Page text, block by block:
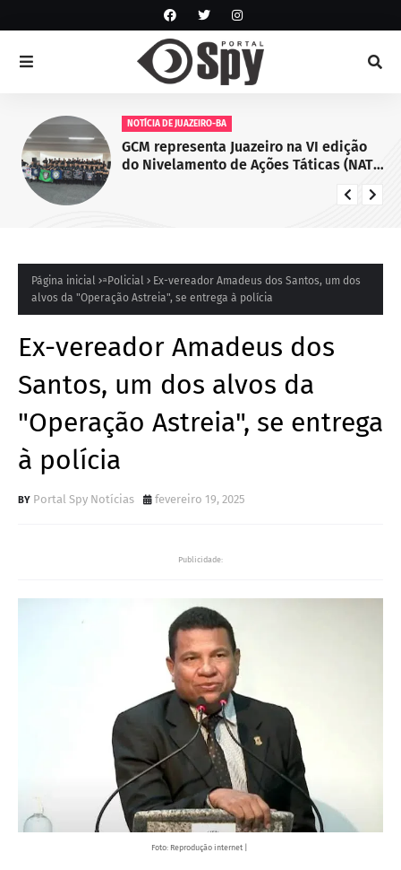
NOTÍCIA DE JUAZEIRO-BA
GCM representa Juazeiro na VI edição
do Nivelamento de Ações Táticas (NAT-
Página inicial ͣ Policial
Ex-vereador Amadeus dos Santos, um dos
alvos da "Operação Astreia", se entrega à polícia
Ex-vereador Amadeus dos
Santos, um dos alvos da
"Operação Astreia", se entrega
à polícia
Portal Spy Notícias fevereiro 19, 2025
Publicidade:
Foto: Reprodução internet |